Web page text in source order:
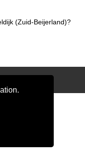
(Zuid-Beijerland)?